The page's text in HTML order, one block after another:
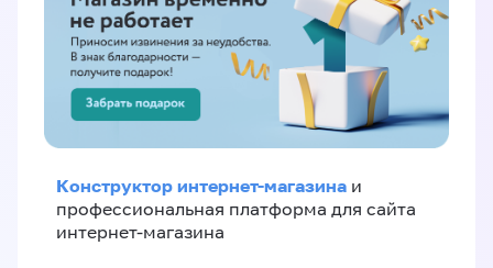
Конструктор интернет-магазина и
профессиональная платформа для сайта
интернет-магазина